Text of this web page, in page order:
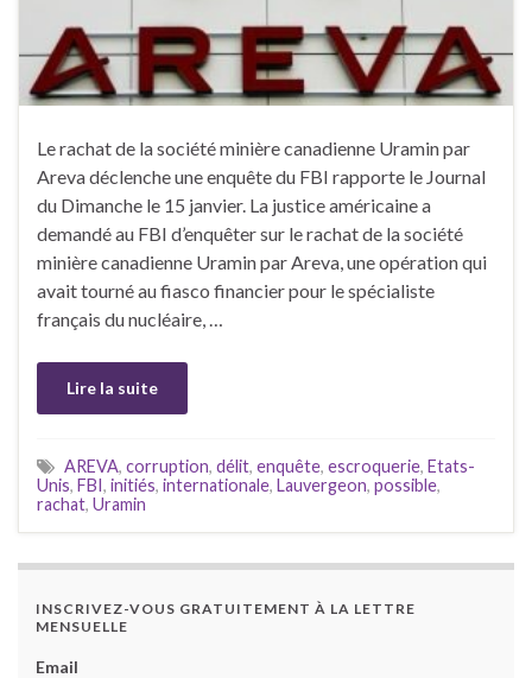
Le rachat de la société minière canadienne Uramin par
Areva déclenche une enquête du FBI rapporte le Journal
du Dimanche le 15 janvier. La justice américaine a
demandé au FBI d’enquêter sur le rachat de la société
minière canadienne Uramin par Areva, une opération qui
avait tourné au fiasco financier pour le spécialiste
français du nucléaire, …
Lire la suite
AREVA, corruption, délit, enquête, escroquerie, Etats-
Unis, FBI, initiés, internationale, Lauvergeon, possible,
rachat, Uramin
INSCRIVEZ-VOUS GRATUITEMENT À LA LETTRE
MENSUELLE
Email